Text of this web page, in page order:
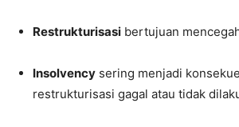
Restrukturisasi bertujuan
Insolvency sering menjadi
restrukturisasi gagal atau tidak